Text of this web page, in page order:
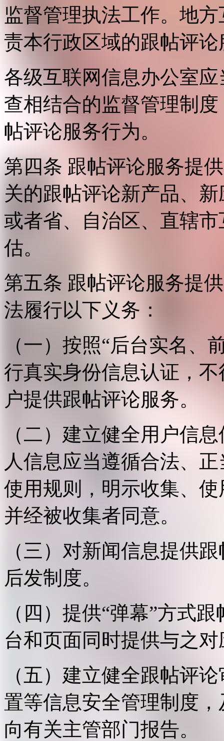
监督管理执法工作。地
责本行政区域的跟帖评
各级互联网信息办公室
查相结合的监督管理制
帖评论服务行为。
第四条 跟帖评论服务提
关的跟帖评论新产品、
或者省、自治区、直辖
估。
第五条 跟帖评论服务提
法履行以下义务：
（一）按照“后台实名、
行真实身份信息认证，
户提供跟帖评论服务。
（二）建立健全用户信
人信息应当遵循合法、
使用规则，明示收集、
并经被收集者同意。
（三）对新闻信息提供
后发制度。
（四）提供“弹幕”方式
台和页面同时提供与之
（五）建立健全跟帖评
置等信息安全管理制度
向有关主管部门报告。